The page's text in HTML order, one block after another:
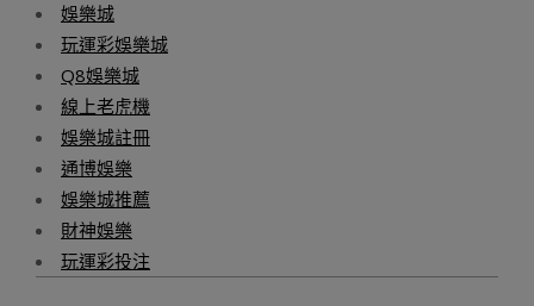
娛樂城
玩運彩娛樂城
Q8娛樂城
線上老虎機
娛樂城註冊
通博娛樂
娛樂城推薦
財神娛樂
玩運彩投注